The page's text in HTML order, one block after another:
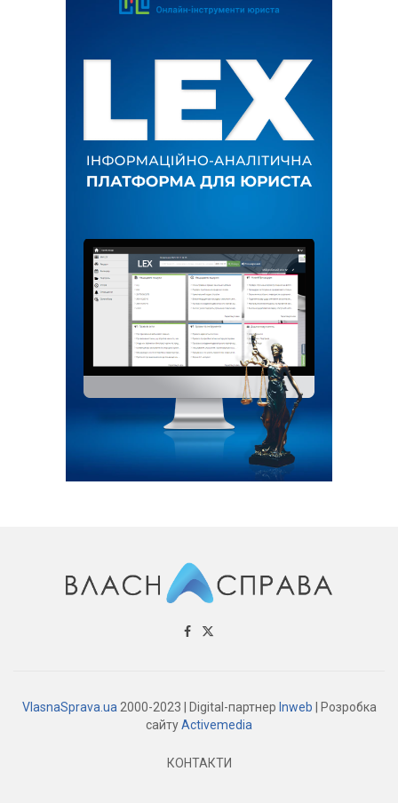
VlasnaSprava.ua 2000-2023 | Digital-партнер Inweb | Розробка
сайтуActivemedia
КОНТАКТИ